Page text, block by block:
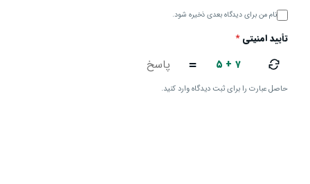
نام من برای دیدگاه بعدی ذخیره شود.
تأیید امنیتی*
۵ + ۷ =
حاصل عبارت را برای ثبت دیدگاه وارد کنید.